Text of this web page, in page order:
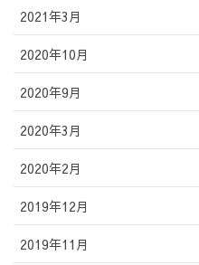
2021年3月
2020年10月
2020年9月
2020年3月
2020年2月
2019年12月
2019年11月